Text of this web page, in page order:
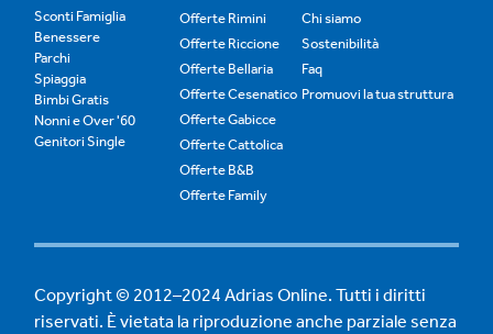
Sconti Famiglia
Benessere
Parchi
Spiaggia
Bimbi Gratis
Nonni e Over '60
Genitori Single
Offerte Rimini
Offerte Riccione
Offerte Bellaria
Offerte Cesenatico
Offerte Gabicce
Offerte Cattolica
Offerte B&B
Offerte Family
Chi siamo
Sostenibilità
Faq
Promuovi la tua struttura
Copyright © 2012–2024 Adrias Online. Tutti i diritti
riservati. È vietata la riproduzione anche parziale senza